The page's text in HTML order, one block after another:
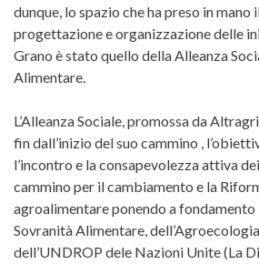
dunque, lo spazio che ha preso in mano
progettazione e organizzazione delle
Grano è stato quello della Alleanza
Alimentare.
L’Alleanza Sociale, promossa da
fin dall’inizio del suo cammino ,
l’incontro e la consapevolezza attiva
cammino per il cambiamento e la
agroalimentare ponendo a
Sovranità Alimentare,
dell’UNDROP dele Nazioni Unite (La